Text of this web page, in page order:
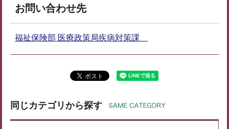
お問い合わせ先
福祉保険部 医療政策局疾病対策課
同じカテゴリから探す